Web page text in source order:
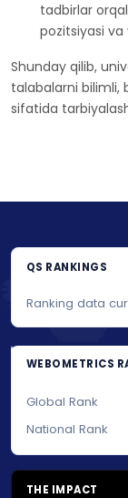
tadbirlar
pozitsiyasi
Shunday qilib,
talabalarni bilimli,
sifatida
QS RANKINGS
Ranking data
WEBOMETRICS
Global Rank
National Rank
THE IMPACT